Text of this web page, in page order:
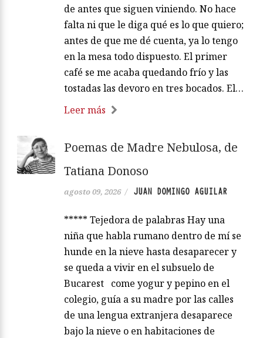
de antes que siguen viniendo. No hace
falta ni que le diga qué es lo que quiero;
antes de que me dé cuenta, ya lo tengo
en la mesa todo dispuesto. El primer
café se me acaba quedando frío y las
tostadas las devoro en tres bocados. El…
Leer más
Poemas de Madre Nebulosa, de
Tatiana Donoso
agosto 09, 2026 / JUAN DOMINGO AGUILAR
***** Tejedora de palabras Hay una
niña que habla rumano dentro de mí se
hunde en la nieve hasta desaparecer y
se queda a vivir en el subsuelo de
Bucarest come yogur y pepino en el
colegio, guía a su madre por las calles
de una lengua extranjera desaparece
bajo la nieve o en habitaciones de